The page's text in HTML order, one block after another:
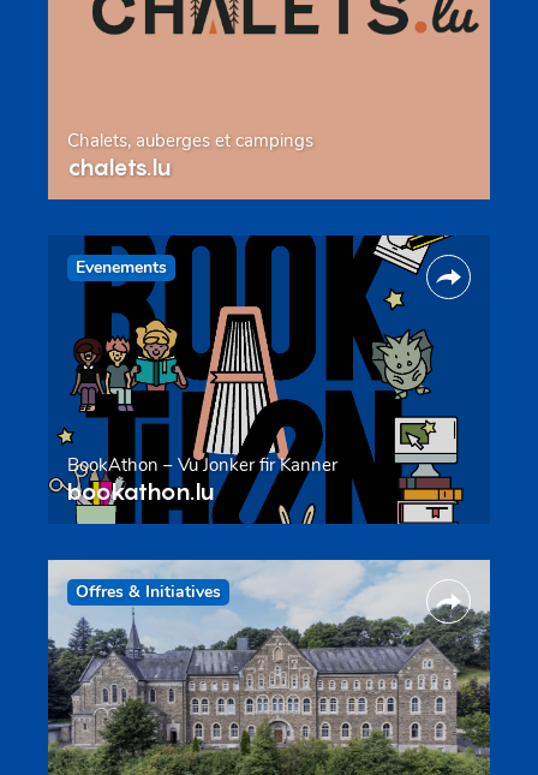
Chalets, auberges et campings
chalets.lu
Evenements
BookAthon – Vu Jonker fir Kanner
bookathon.lu
Offres & Initiatives